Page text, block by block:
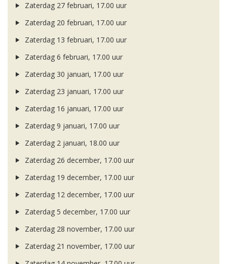
Zaterdag 27 februari, 17.00 uur
Zaterdag 20 februari, 17.00 uur
Zaterdag 13 februari, 17.00 uur
Zaterdag 6 februari, 17.00 uur
Zaterdag 30 januari, 17.00 uur
Zaterdag 23 januari, 17.00 uur
Zaterdag 16 januari, 17.00 uur
Zaterdag 9 januari, 17.00 uur
Zaterdag 2 januari, 18.00 uur
Zaterdag 26 december, 17.00 uur
Zaterdag 19 december, 17.00 uur
Zaterdag 12 december, 17.00 uur
Zaterdag 5 december, 17.00 uur
Zaterdag 28 november, 17.00 uur
Zaterdag 21 november, 17.00 uur